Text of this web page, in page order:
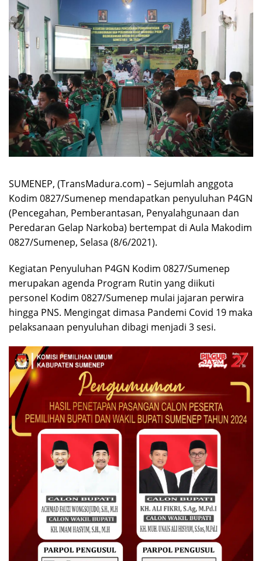
SUMENEP, (TransMadura.com) – Sejumlah anggota
Kodim 0827/Sumenep mendapatkan penyuluhan P4GN
(Pencegahan, Pemberantasan, Penyalahgunaan dan
Peredaran Gelap Narkoba) bertempat di Aula Makodim
0827/Sumenep, Selasa (8/6/2021).
Kegiatan Penyuluhan P4GN Kodim 0827/Sumenep
merupakan agenda Program Rutin yang diikuti
personel Kodim 0827/Sumenep mulai jajaran perwira
hingga PNS. Mengingat dimasa Pandemi Covid 19 maka
pelaksanaan penyuluhan dibagi menjadi 3 sesi.